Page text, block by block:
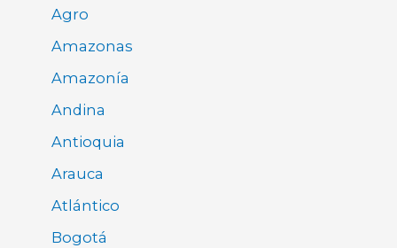
Agro
Amazonas
Amazonía
Andina
Antioquia
Arauca
Atlántico
Bogotá